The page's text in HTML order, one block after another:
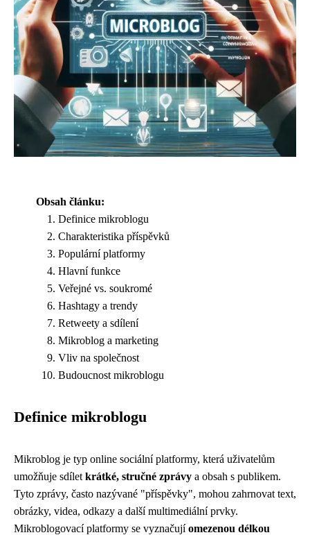
Obsah článku:
Definice mikroblogu
Charakteristika příspěvků
Populární platformy
Hlavní funkce
Veřejné vs. soukromé
Hashtagy a trendy
Retweety a sdílení
Mikroblog a marketing
Vliv na společnost
Budoucnost mikroblogu
Definice mikroblogu
Mikroblog je typ online sociální platformy, která uživatelům
umožňuje sdílet krátké, stručné zprávy a obsah s publikem.
Tyto zprávy, často nazývané "příspěvky", mohou zahrnovat text,
obrázky, videa, odkazy a další multimediální prvky.
Mikroblogovací platformy se vyznačujíomezenou délkou